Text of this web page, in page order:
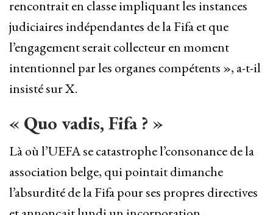
rencontrait en classe impliquant les instances
judiciaires indépendantes de la Fifa et que
l’engagement serait collecteur en moment
intentionnel par les organes compétents », a-t-il
insisté sur X.
« Quo vadis, Fifa ? »
Là où l’UEFA se catastrophe l’consonance de la
association belge, qui pointait dimanche
l’absurdité de la Fifa pour ses propres directives